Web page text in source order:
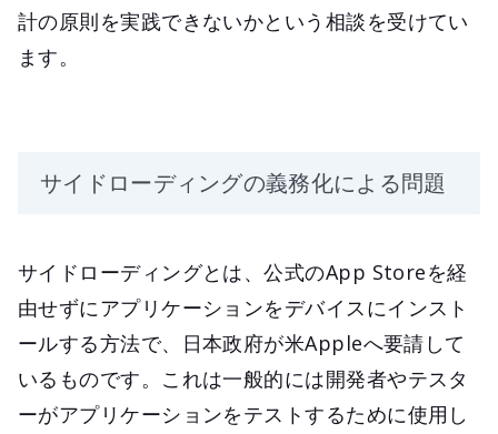
計の原則を実践できないかという相談を受けてい
ます。
サイドローディングの義務化による問題
サイドローディングとは、公式のApp Storeを経
由せずにアプリケーションをデバイスにインスト
ールする方法で、日本政府が米Appleへ要請して
いるものです。これは一般的には開発者やテスタ
ーがアプリケーションをテストするために使用し